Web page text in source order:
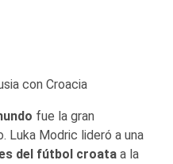
fue la gran
Luka Modric lideró a una
del fútbol croata a la